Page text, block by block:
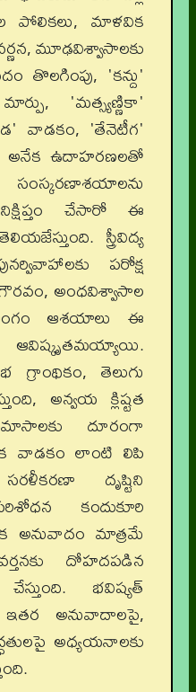
పోలికలు, మాళవిక
మూఢవిశ్వాసాలకు
తొలగింపు, 'కన్దు'
'మత్స్యణ్ణికా'
వాడకం, 'తేనెటీగ'
అనేక ఉదాహరణలతో
చేసారో ఈ
స్త్రీవిద్య
పరోక్ష
అంధవిశ్వాసాల
ఆశయాలు ఈ
ఆవిష్కృతమయ్యాయి.
తెలుగు
అన్వయ క్లిష్టత
దూరంగా
వాడకం లాంటి లిపి
దృష్టిని
కందుకూరి
అనువాదం మాత్రమే
దోహదపడిన
భవిష్యత్
అనువాదాలపై,
అధ్యయనాలకు